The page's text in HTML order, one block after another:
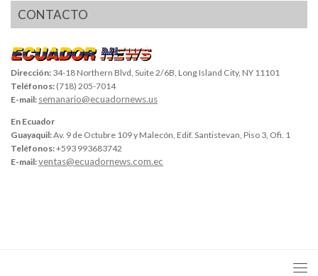
CONTACTO
Dirección: 34-18 Northern Blvd, Suite 2/6B, Long Island City, NY 11101
Teléfonos: (718) 205-7014
E-mail: semanario@ecuadornews.us
En Ecuador
Guayaquil:Av. 9 de Octubre 109 y Malecón, Edif. Santistevan, Piso 3, Ofi. 1
Teléfonos:+593 993683742
E-mail:ventas@ecuadornews.com.ec